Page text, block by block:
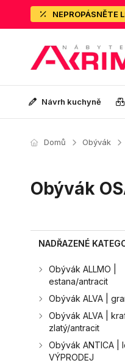
NEPROPÁSNĚTE
Návrh kuchyně
Domů Obývák
Obývák
NADŘAZENÉ
Obývák ALLMO |
estana/antracit
Obývák ALVA |
Obývák ALVA |
zlatý/antracit
Obývák ANTICA |
VÝPRODEJ